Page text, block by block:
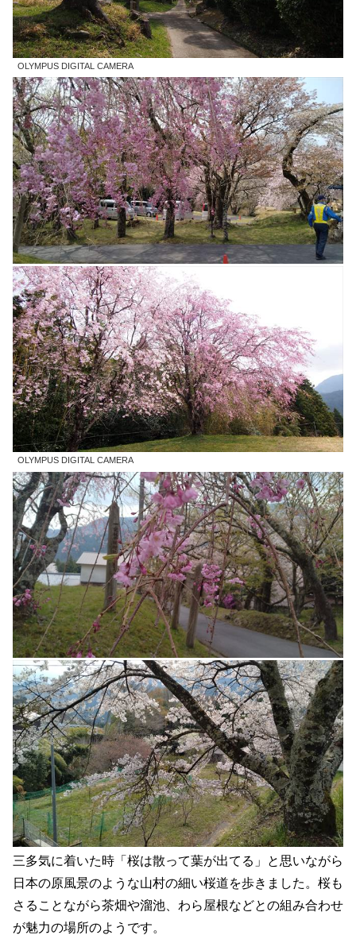
OLYMPUS DIGITAL CAMERA
OLYMPUS DIGITAL CAMERA
三多気に着いた時「桜は散って葉が出てる」と思いながら
日本の原風景のような山村の細い桜道を歩きました。桜も
さることながら茶畑や溜池、わら屋根などとの組み合わせ
が魅力の場所のようです。